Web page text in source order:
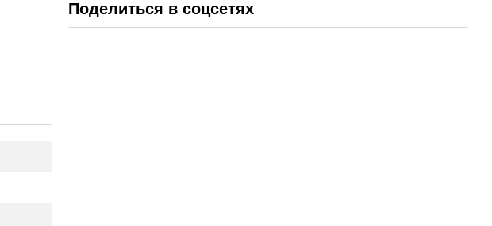
Поделиться в соцсетях